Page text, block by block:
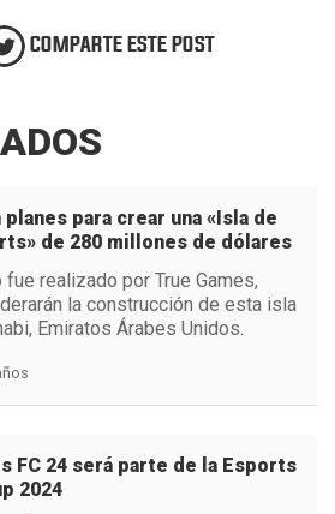
COMPARTE ESTE POST
planes para crear una «Isla de
de 280 millones de dólares
fue realizado por True Games,
la construcción de esta isla
Emiratos Árabes Unidos.
FC 24 será parte de la Esports
2024